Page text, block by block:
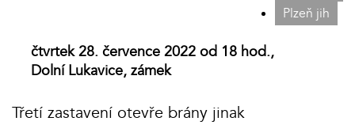
Plzeň jih
čtvrtek 28. července 2022 od 18 hod.,
Dolní Lukavice, zámek
Třetí zastavení otevře brány jinak